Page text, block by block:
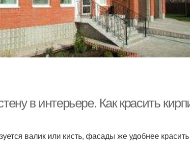
в интерьере. Как красить
валик или кисть, фасады же удобнее